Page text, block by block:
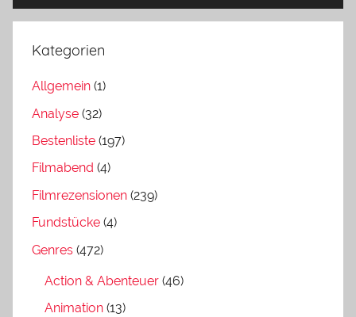
Kategorien
Allgemein (1)
Analyse (32)
Bestenliste (197)
Filmabend (4)
Filmrezensionen (239)
Fundstücke (4)
Genres (472)
Action & Abenteuer (46)
Animation (13)